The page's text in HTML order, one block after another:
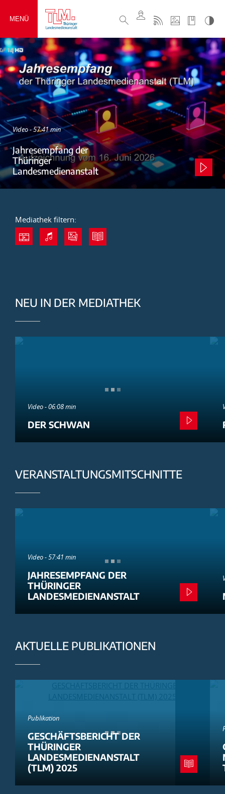
MENÜ
Video - 57:41 min
Jahresempfang der
Thüringer
Landesmedienanstalt
Mediathek filtern:
NEU IN DER MEDIATHEK
Video - 06:08 min
DER SCHWAN
VERANSTALTUNGSMITSCHNITTE
Video - 57:41 min
JAHRESEMPFANG DER
THÜRINGER
LANDESMEDIENANSTALT
AKTUELLE PUBLIKATIONEN
Publikation
GESCHÄFTSBERICHT DER
THÜRINGER
LANDESMEDIENANSTALT
(TLM) 2025